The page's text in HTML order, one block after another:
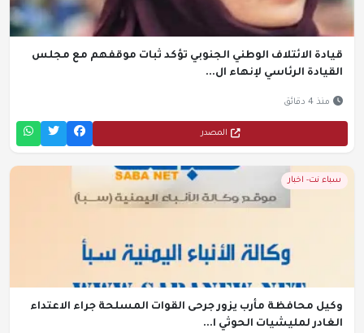
قيادة الائتلاف الوطني الجنوبي تؤكد ثبات موقفهم مع مجلس
القيادة الرئاسي لإنهاء ال...
منذ 4 دقائق
المصدر
سباء نت- اخبار
وكيل محافظة مأرب يزور جرحى القوات المسلحة جراء الاعتداء
الغادر لمليشيات الحوثي ا...